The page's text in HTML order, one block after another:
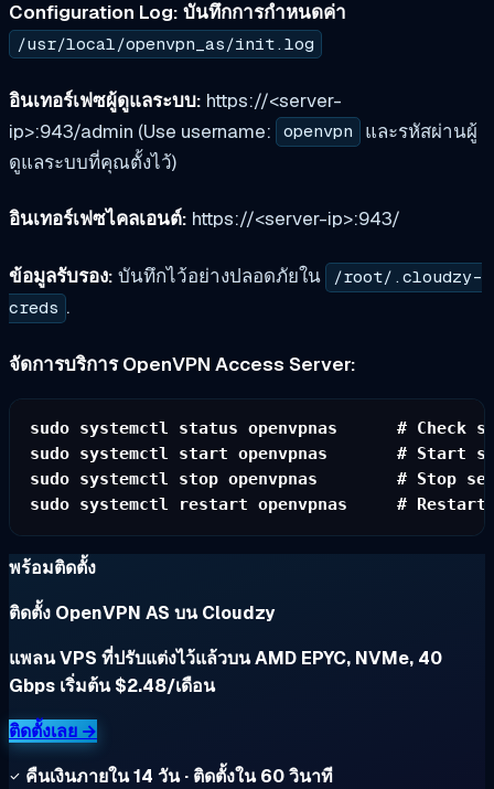
Configuration Log: บันทึกการกำหนดค่า
/usr/local/openvpn_as/init.log
อินเทอร์เฟซผู้ดูแลระบบ: https://<server-
ip>:943/admin (Use username:
openvpn
และรหัสผ่านผู้
ดูแลระบบที่คุณตั้งไว้)
อินเทอร์เฟซไคลเอนต์: https://<server-ip>:943/
ข้อมูลรับรอง: บันทึกไว้อย่างปลอดภัยใน
/root/.cloudzy-
creds .
จัดการบริการ OpenVPN Access Server:
sudo systemctl status openvpnas      #
sudo systemctl start openvpnas       # Start
sudo systemctl stop openvpnas        # Stop
พร้อมติดตั้ง
ติดตั้ง OpenVPN AS บน Cloudzy
แพลน VPS ที่ปรับแต่งไว้แล้วบน AMD EPYC, NVMe, 40
Gbps เริ่มต้น $2.48/เดือน
ติดตั้งเลย →
คืนเงินภายใน 14 วัน · ติดตั้งใน 60 วินาที